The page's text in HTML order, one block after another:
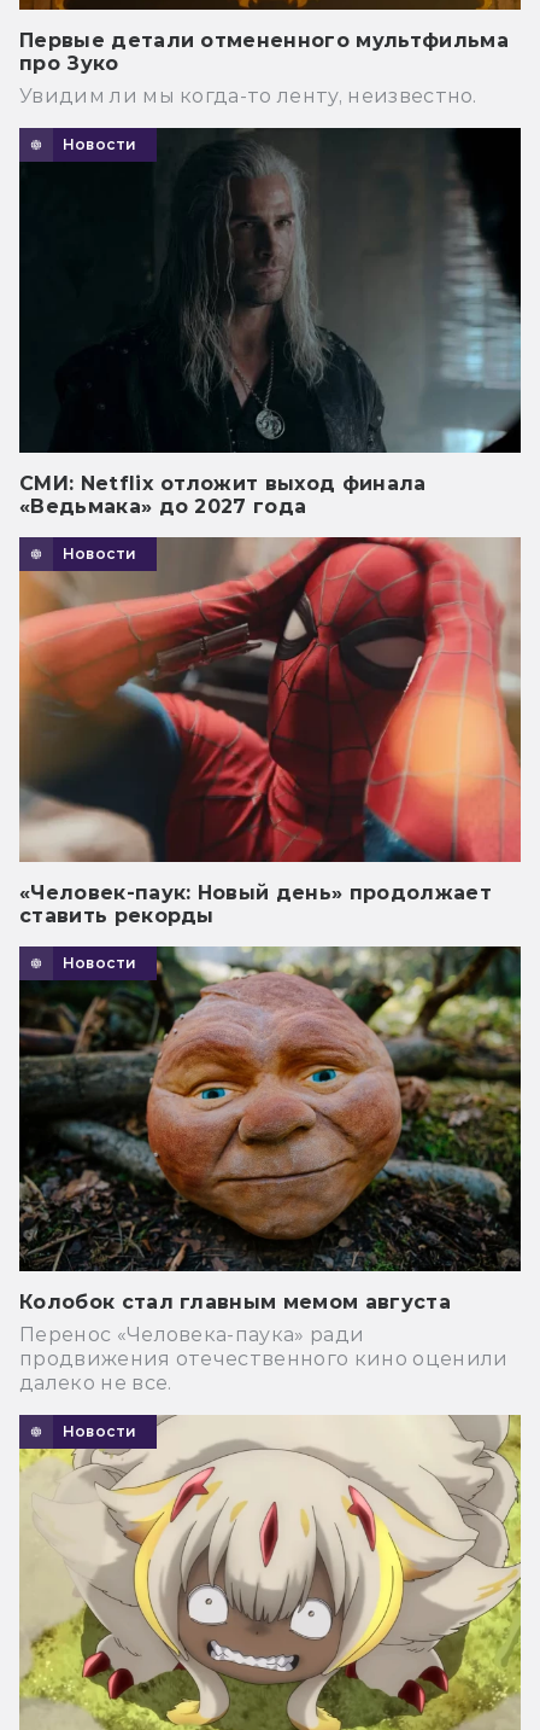
Первые детали отмененного мультфильма
про Зуко
Увидим ли мы когда-то ленту, неизвестно.
Новости
СМИ: Netflix отложит выход финала
«Ведьмака» до 2027 года
Новости
«Человек-паук: Новый день» продолжает
ставить рекорды
Новости
Колобок стал главным мемом августа
Перенос «Человека-паука» ради
продвижения отечественного кино оценили
далеко не все.
Новости